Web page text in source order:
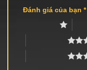
Đánh giá của bạn *